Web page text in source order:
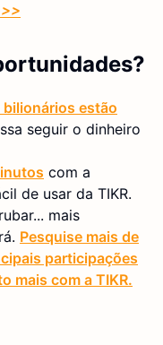
estão
seguir o dinheiro
com a
de usar da TIKR.
mais
Pesquise mais de
participações
mais com a TIKR.